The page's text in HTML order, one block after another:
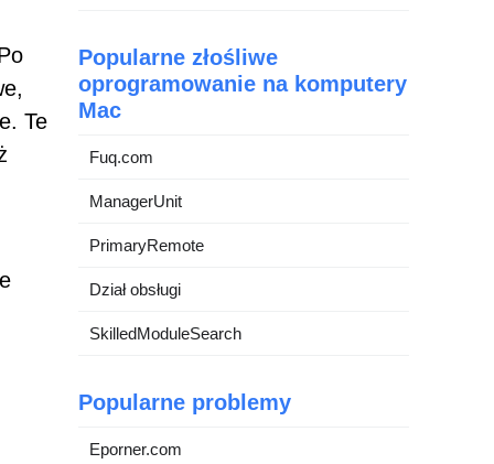
Te
Popularne złośliwe
oprogramowanie na komputery
Mac
Fuq.com
ManagerUnit
PrimaryRemote
Dział obsługi
SkilledModuleSearch
Popularne problemy
Eporner.com